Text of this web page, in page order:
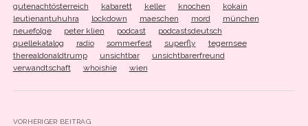
gutenachtösterreich
kabarett keller knochen
kokain
leutienantuhuhra
lockdown maeschen mord
münchen
neuefolge
peter klien podcast
podcastsdeutsch
quellekatalog
radio sommerfest superfly
tegernsee
therealdonaldtrump
unsichtbar
unsichtbarerfreund
verwandtschaft
whoishie wien
VORHERIGER BEITRAG